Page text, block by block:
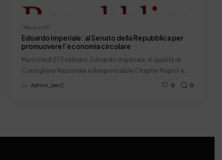
1 Marzo 2019
Edoardo Imperiale: al Senato della Repubblica per
promuovere l’economia circolare
Mercoledì 27 Febbraio, Edoardo Imperiale, in qualità di
Consigliere Nazionale e Responsabile Chapter Napoli e…
by Admin_dev2 0 0